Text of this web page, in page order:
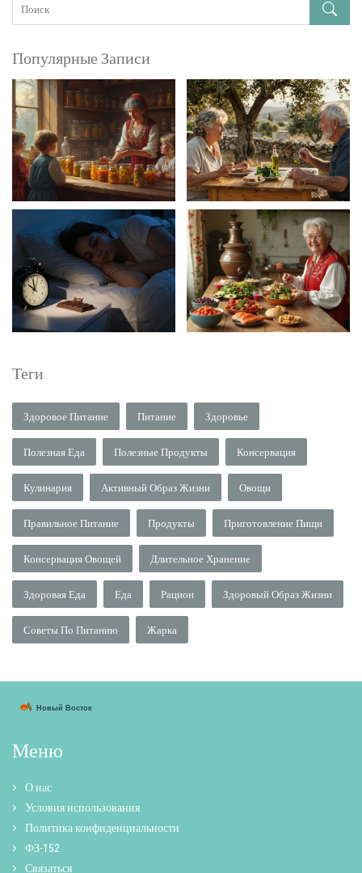
Популярные Записи
Теги
Здоровое Питание Питание Здоровье
Полезная Еда Полезные Продукты Консервация
Кулинария Активный Образ Жизни Овощи
Правильное Питание Продукты Приготовление Пищи
Консервация Овощей Длительное Хранение
Здоровая Еда Еда Рацион Здоровый Образ Жизни
Советы По Питанию Жарка
Меню
О нас
Условия использования
Политика конфиденциальности
ФЗ-152
Связаться